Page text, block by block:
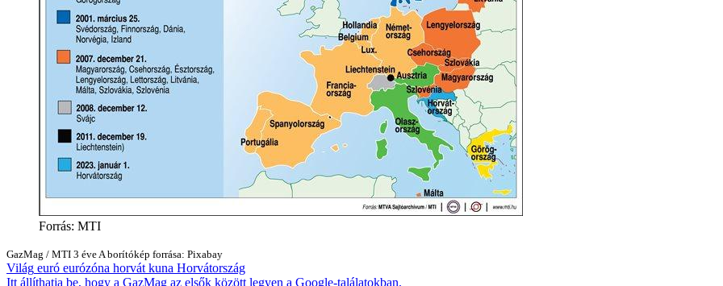
Forrás: MTI
GazMag / MTI 3 éve A borítókép forrása: Pixabay
Világ euró eurózóna horvát kuna Horvátország
Itt állíthatja be, hogy a GazMag az elsők között legyen a Google-találatokban.